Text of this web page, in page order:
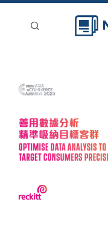
新聞稿分類
刊登